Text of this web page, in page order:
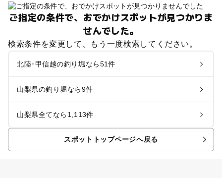
ご指定の条件で、おでかけスポットが見つかりま
せんでした。
検索条件を変更して、もう一度検索してください。
北陸･甲信越の釣り堀なら51件
山梨県の釣り堀なら9件
山梨県全てなら1,113件
スポットトップページへ戻る